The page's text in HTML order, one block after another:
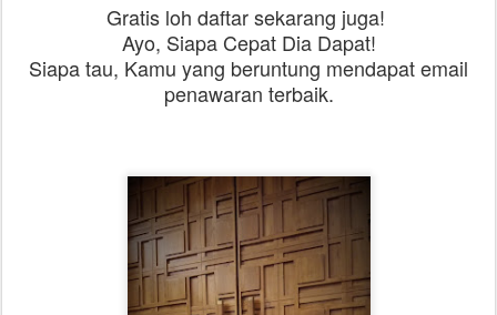
Gratis loh daftar sekarang juga!
Ayo, Siapa Cepat Dia Dapat!
Siapa tau, Kamu yang beruntung mendapat email
penawaran terbaik.